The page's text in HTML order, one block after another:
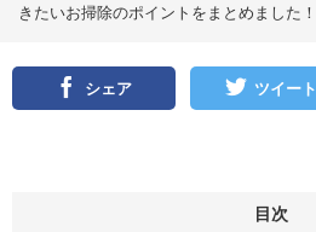
きたいお掃除のポイントをまとめました！
シェア ツイート
目次